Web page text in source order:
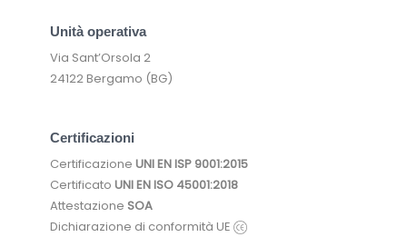
Unità operativa
Via Sant’Orsola 2
24122 Bergamo (BG)
Certificazioni
Certificazione UNI EN ISP 9001:2015
Certificato UNI EN ISO 45001:2018
Attestazione SOA
Dichiarazione di conformità UE